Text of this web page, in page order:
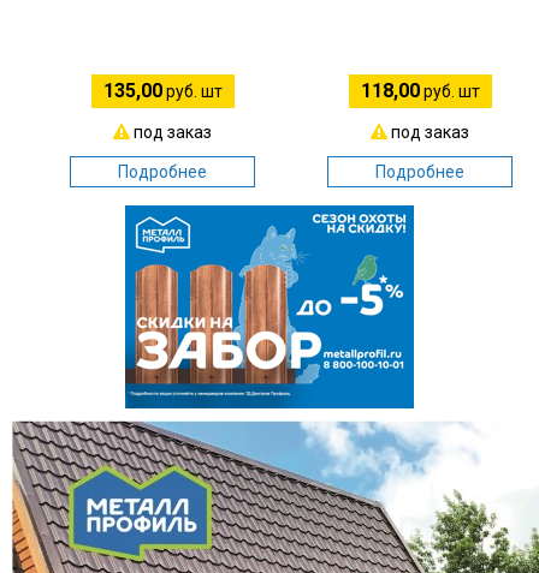
135,00руб. шт
под заказ
Подробнее
118,00руб. шт
под заказ
Подробнее